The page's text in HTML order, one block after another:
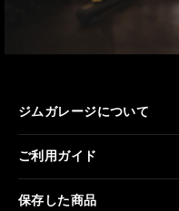
ジムガレージについて
ご利用ガイド
保存した商品